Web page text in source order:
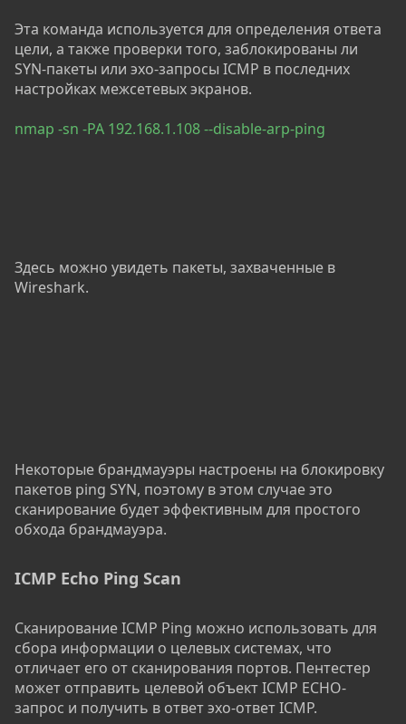
Эта команда используется для определения ответа
цели, а также проверки того, заблокированы ли
SYN-пакеты или эхо-запросы ICMP в последних
настройках межсетевых экранов.
nmap -sn -PA 192.168.1.108 --disable-arp-ping
Здесь можно увидеть пакеты, захваченные в
Wireshark.
Некоторые брандмауэры настроены на блокировку
пакетов ping SYN, поэтому в этом случае это
сканирование будет эффективным для простого
обхода брандмауэра.
ICMP Echo Ping Scan
Сканирование ICMP Ping можно использовать для
сбора информации о целевых системах, что
отличает его от сканирования портов. Пентестер
может отправить целевой объект ICMP ECHO-
запрос и получить в ответ эхо-ответ ICMP.